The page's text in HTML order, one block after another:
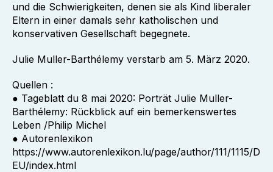
und die Schwierigkeiten, denen sie als Kind liberaler
Eltern in einer damals sehr katholischen und
konservativen Gesellschaft begegnete.
Julie Muller-Barthélemy verstarb am 5. März 2020.
Quellen :
● Tageblatt du 8 mai 2020: Porträt Julie Muller-
Barthélemy: Rückblick auf ein bemerkenswertes
Leben /Philip Michel
● Autorenlexikon
https://www.autorenlexikon.lu/page/author/111/1115/D
EU/index.html